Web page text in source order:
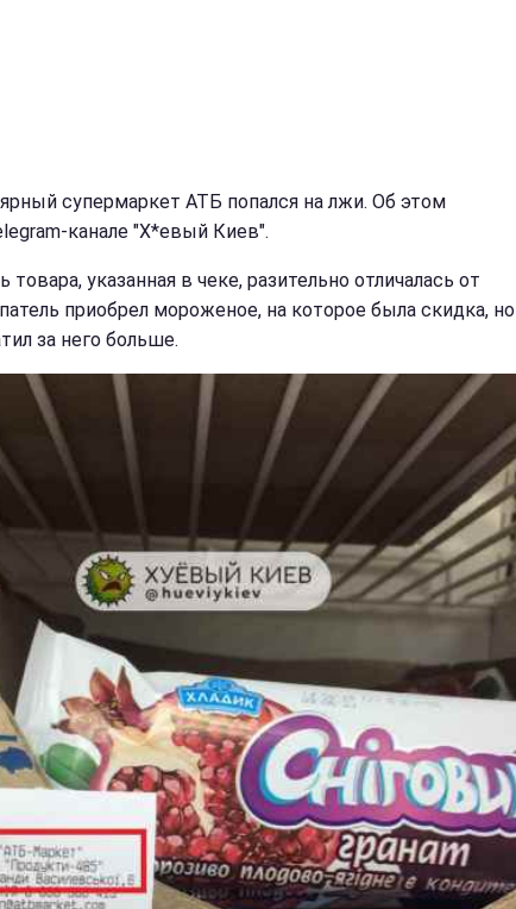
супермаркет АТБ попался на лжи. Об этом
канале "Х*евый Киев".
товара, указанная в чеке, разительно отличалась от
приобрел мороженое, на которое была скидка, но
за него больше.